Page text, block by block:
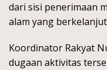
dari sisi penerimaan
alam yang
Koordinator Rakyat
dugaan aktivitas